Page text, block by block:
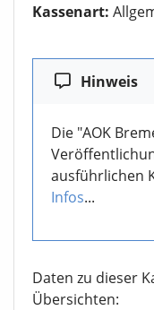
Kassenart:
Hinweis
Die "AOK
ausführlichen
Infos...
Daten zu dieser
Übersichten: